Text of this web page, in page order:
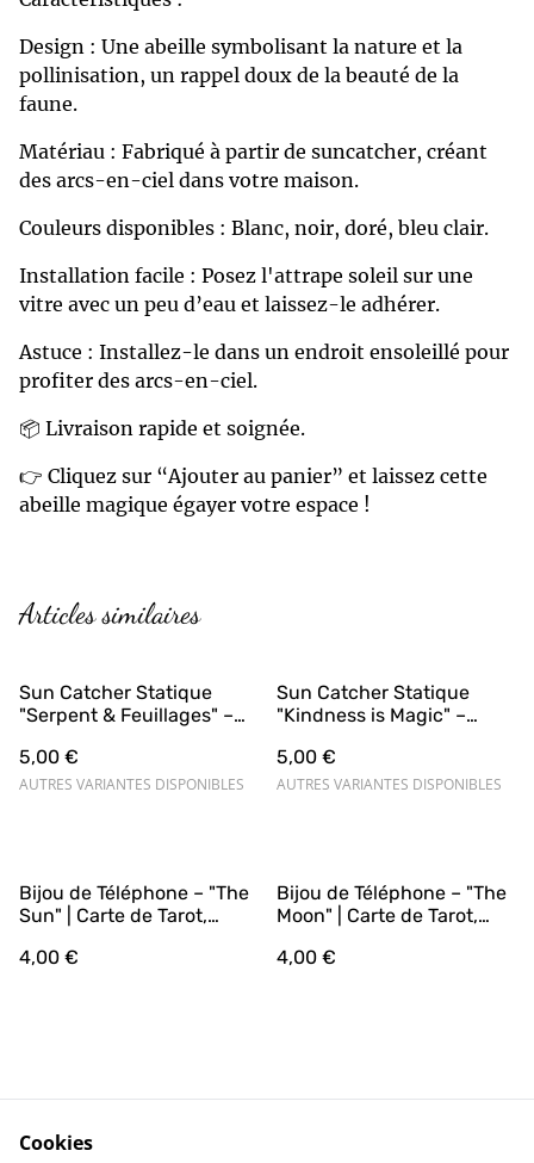
Design : Une abeille symbolisant la nature et la
pollinisation, un rappel doux de la beauté de la
faune.
Matériau : Fabriqué à partir de suncatcher, créant
des arcs-en-ciel dans votre maison.
Couleurs disponibles : Blanc, noir, doré, bleu clair.
Installation facile : Posez l'attrape soleil sur une
vitre avec un peu d’eau et laissez-le adhérer.
Astuce : Installez-le dans un endroit ensoleillé pour
profiter des arcs-en-ciel.
📦 Livraison rapide et soignée.
👉 Cliquez sur “Ajouter au panier” et laissez cette
abeille magique égayer votre espace !
Articles similaires
Sun Catcher Statique
"Serpent & Feuillages" –
5,00 €
AUTRES VARIANTES DISPONIBLES
Sun Catcher Statique
"Kindness is Magic" –
✨
5,00 €
AUTRES VARIANTES DISPONIBLES
Bijou de Téléphone – "The
Sun" | Carte de Tarot,
ou Rose & Doré) |
4,00 €
Bijou de Téléphone – "The
Moon" | Carte de Tarot,
& Bleu Nuit) | Fabrication
4,00 €
Cookies